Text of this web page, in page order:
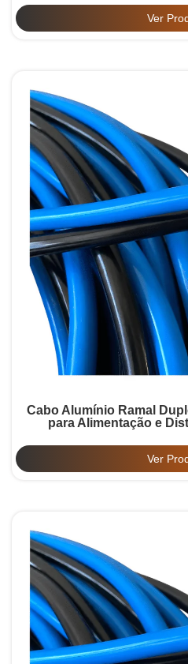
Ver
Cabo Alumínio Ramal
para Alimentação e
Ver